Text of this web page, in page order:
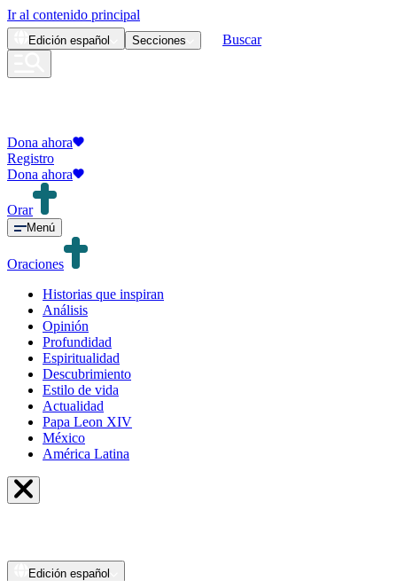
Ir al contenido principal
Edición español Secciones Buscar
Dona ahora
Registro
Dona ahora
Orar
Menú
Oraciones
Historias que inspiran
Análisis
Opinión
Profundidad
Espiritualidad
Descubrimiento
Estilo de vida
Actualidad
Papa Leon XIV
México
América Latina
Edición español